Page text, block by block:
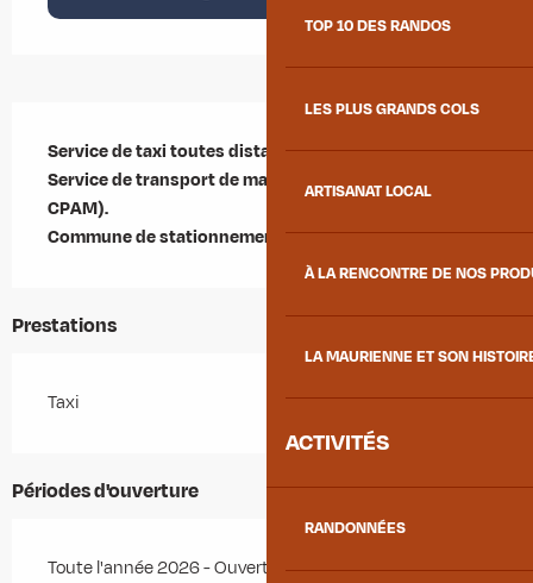
TOP 10 DES RANDOS
LES PLUS GRANDS COLS
ARTISANAT LOCAL
À LA RENCONTRE DE NOS
LA MAURIENNE ET SON
ACTIVITÉS
RANDONNÉES
Service de taxi toutes distances, 7j/7j, 24h/24h.
Service de transport de malades assis (conventionné
CPAM).
Commune de stationnement : Hermillon.
Prestations
Taxi
Périodes d'ouverture
Toute l'année 2026 - Ouvert tous les jours